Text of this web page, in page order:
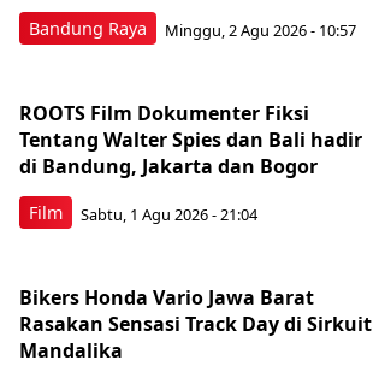
Bandung Raya Minggu, 2 Agu 2026 - 10:57
Film
ROOTS Film Dokumenter Fiksi
Tentang Walter Spies dan Bali hadir
di Bandung, Jakarta dan Bogor
Sabtu, 1 Agu 2026 - 21:04
Bikers Honda Vario Jawa Barat
Rasakan Sensasi Track Day di Sirkuit
Mandalika